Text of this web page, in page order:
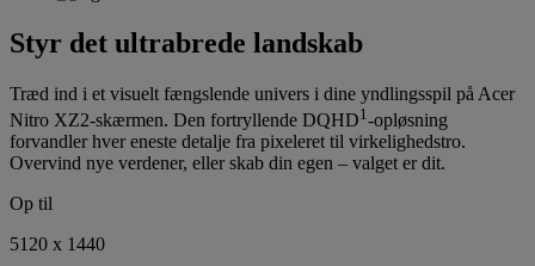
Styr det ultrabrede landskab
Træd ind i et visuelt fængslende univers i dine yndlingsspil på Acer
Nitro XZ2-skærmen. Den fortryllende DQHD1-opløsning
forvandler hver eneste detalje fra pixeleret til virkelighedstro.
Overvind nye verdener, eller skab din egen – valget er dit.
Op til
5120 x 1440